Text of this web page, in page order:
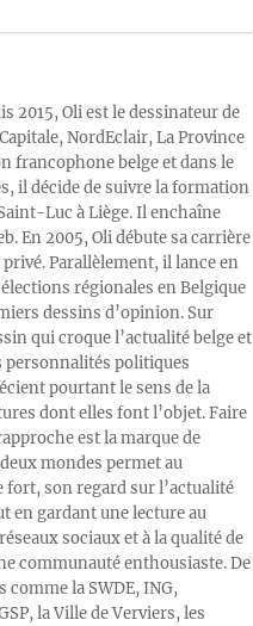
2015, Oli est le dessinateur de
NordEclair, La Province
francophone belge et dans le
il décide de suivre la formation
Luc à Liège. Il enchaîne
En 2005, Oli débute sa carrière
Parallèlement, il lance en
régionales en Belgique
dessins d’opinion. Sur
qui croque l’actualité belge et
personnalités politiques
pourtant le sens de la
dont elles font l’objet. Faire
est la marque de
mondes permet au
fort, son regard sur l’actualité
en gardant une lecture au
sociaux et à la qualité de
communauté enthousiaste. De
la SWDE, ING,
la Ville de Verviers, les